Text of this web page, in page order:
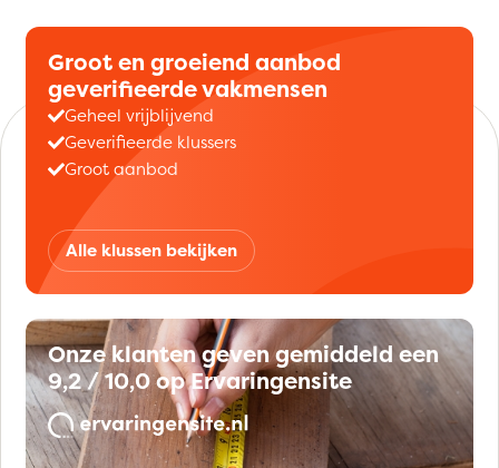
Groot en groeiend aanbod
geverifieerde vakmensen
Geheel vrijblijvend
Geverifieerde klussers
Groot aanbod
Alle klussen bekijken
Onze klanten geven gemiddeld een
9,2 / 10,0 op Ervaringensite